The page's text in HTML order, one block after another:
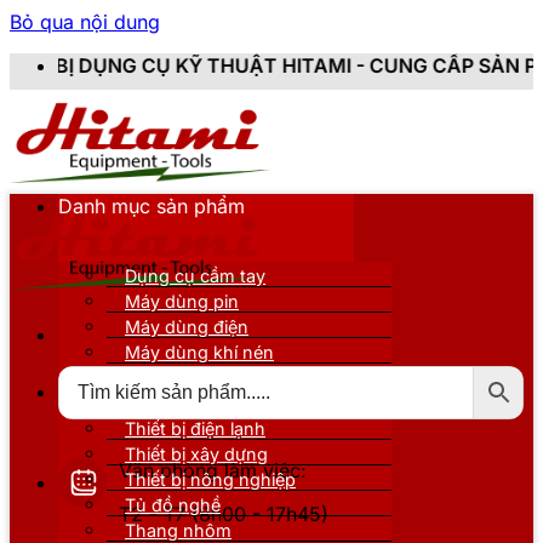
Bỏ qua nội dung
KỸ THUẬT HITAMI - CUNG CẤP SẢN PHẨM CHÍNH
Văn phòng làm việc:
T2 - T7 (8h00 - 17h45)
Danh mục sản phẩm
Dụng cụ cầm tay
Máy dùng pin
Máy dùng điện
Máy dùng khí nén
Thiết bị nâng đỡ
Thiết bị điện lạnh
Thiết bị xây dựng
Thiết bị nông nghiệp
Tủ đồ nghề
Thang nhôm